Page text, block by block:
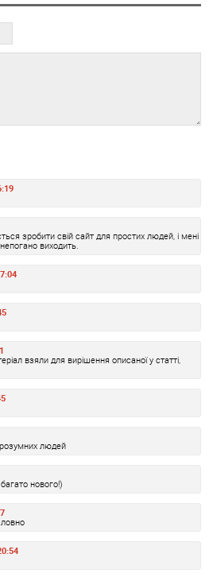
зробити свій сайт для простих людей, і мені
виходить.
взяли для вирішення описаної у статті,
людей
нового!)